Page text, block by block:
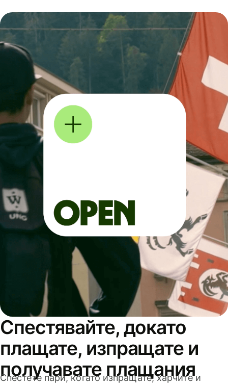
Спестявайте, докато
плащате, изпращате и
получавате плащания
Спестете пари, когато изпращате, харчите и